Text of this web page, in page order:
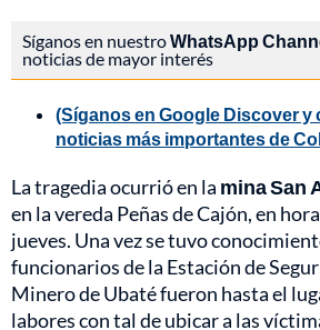
Síganos en nuestroWhatsApp
noticias de mayor interés
(Síganos en Google Discover y
noticias más importantes de
La tragedia ocurrió en la mina San
en la vereda Peñas de Cajón, en
jueves. Una vez se tuvo
funcionarios de la Estación de
Minero de Ubaté fueron hasta el
labores con tal de ubicar a las